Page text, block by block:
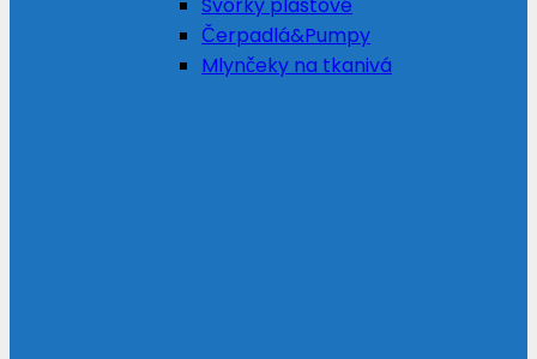
Čerpadlá&Pumpy
Mlynčeky na tkanivá